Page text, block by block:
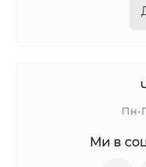
Пн-
Ми в